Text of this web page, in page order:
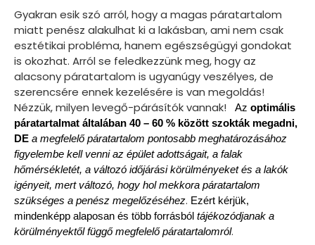
Gyakran esik szó arról, hogy a magas páratartalom
miatt penész alakulhat ki a lakásban, ami nem csak
esztétikai probléma, hanem egészségügyi gondokat
is okozhat. Arról se feledkezzünk meg, hogy az
alacsony páratartalom is ugyanúgy veszélyes, de
szerencsére ennek kezelésére is van megoldás!
Nézzük, milyen levegő-párásítók vannak!
Az optimális
páratartalmat általában 40 – 60 % között szokták megadni,
DE a megfelelő páratartalom pontosabb meghatározásához
figyelembe kell venni az épület adottságait, a falak
hőmérsékletét, a változó időjárási körülményeket és a lakók
igényeit, mert változó, hogy hol mekkora páratartalom
szükséges a penész megelőzéséhez. Ezért kérjük,
mindenképp alaposan és több forrásból tájékozódjanak a
körülményektől függő megfelelő páratartalomról.